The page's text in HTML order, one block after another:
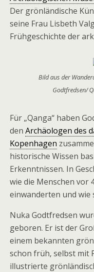
Der grönländische
seine Frau Lisbeth
Frühgeschichte der
Bild aus der
Godtfredsen/
Für „Qanga“ haben
den Archäologen des
Kopenhagen
historische Wissen
Erkenntnissen. In
wie die Menschen vor
einwanderten und wie
Nuka Godtfredsen
geboren. Er ist der
einem bekannten
schon früh, selbst mit
illustrierte